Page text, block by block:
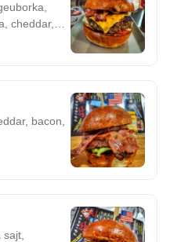
cheddar,
bacon,